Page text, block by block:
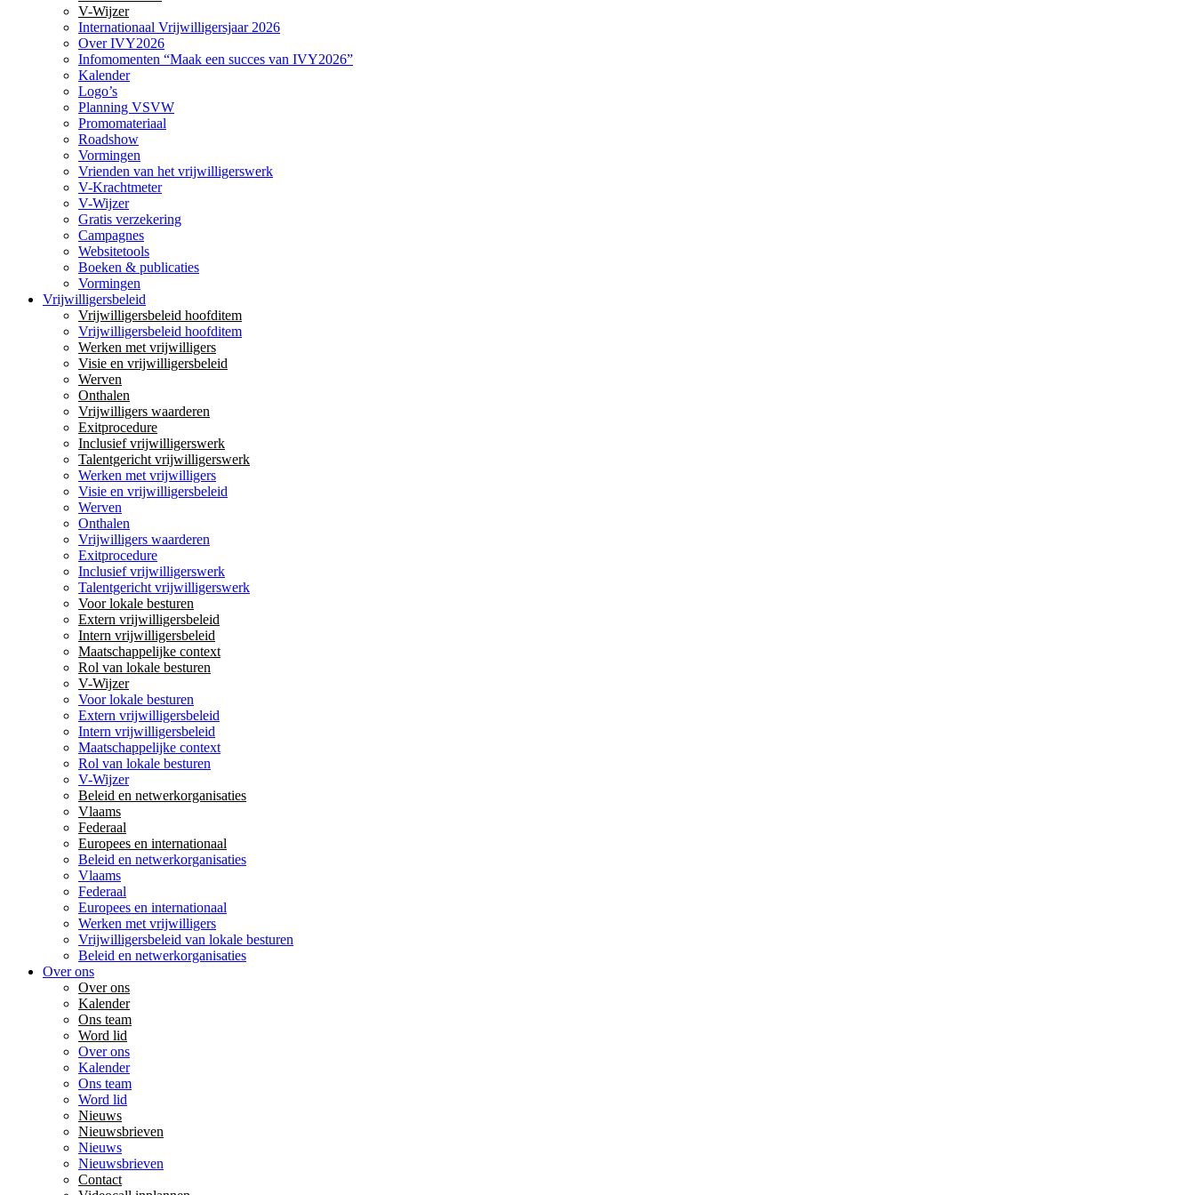
V-Wijzer
Internationaal Vrijwilligersjaar 2026
Over IVY2026
Infomomenten “Maak een succes van IVY2026”
Kalender
Logo’s
Planning VSVW
Promomateriaal
Roadshow
Vormingen
Vrienden van het vrijwilligerswerk
V-Krachtmeter
V-Wijzer
Gratis verzekering
Campagnes
Websitetools
Boeken & publicaties
Vormingen
Vrijwilligersbeleid
Vrijwilligersbeleid hoofditem
Vrijwilligersbeleid hoofditem
Werken met vrijwilligers
Visie en vrijwilligersbeleid
Werven
Onthalen
Vrijwilligers waarderen
Exitprocedure
Inclusief vrijwilligerswerk
Talentgericht vrijwilligerswerk
Werken met vrijwilligers
Visie en vrijwilligersbeleid
Werven
Onthalen
Vrijwilligers waarderen
Exitprocedure
Inclusief vrijwilligerswerk
Talentgericht vrijwilligerswerk
Voor lokale besturen
Extern vrijwilligersbeleid
Intern vrijwilligersbeleid
Maatschappelijke context
Rol van lokale besturen
V-Wijzer
Voor lokale besturen
Extern vrijwilligersbeleid
Intern vrijwilligersbeleid
Maatschappelijke context
Rol van lokale besturen
V-Wijzer
Beleid en netwerkorganisaties
Vlaams
Federaal
Europees en internationaal
Beleid en netwerkorganisaties
Vlaams
Federaal
Europees en internationaal
Werken met vrijwilligers
Vrijwilligersbeleid van lokale besturen
Beleid en netwerkorganisaties
Over ons
Over ons
Kalender
Ons team
Word lid
Over ons
Kalender
Ons team
Word lid
Nieuws
Nieuwsbrieven
Nieuws
Nieuwsbrieven
Contact